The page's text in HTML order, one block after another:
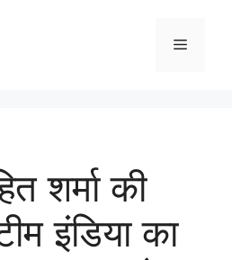
Menu
शर्मा की
इंडिया का